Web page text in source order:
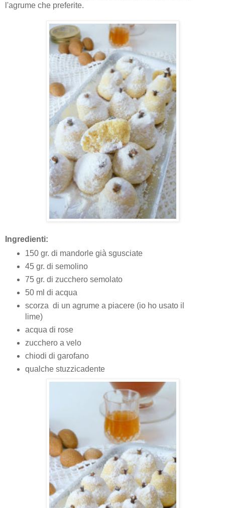
l'agrume che preferite.
Ingredienti:
150 gr. di mandorle già sgusciate
45 gr. di semolino
75 gr. di zucchero semolato
50 ml di acqua
scorza di un agrume a piacere (io ho usato il
lime)
acqua di rose
zucchero a velo
chiodi di garofano
qualche stuzzicadente